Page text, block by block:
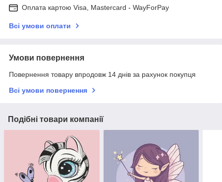
Оплата картою Visa, Mastercard - WayForPay
Всі умови оплати
Умови повернення
Повернення товару впродовж 14 днів за рахунок покупця
Всі умови повернення
Подібні товари компанії